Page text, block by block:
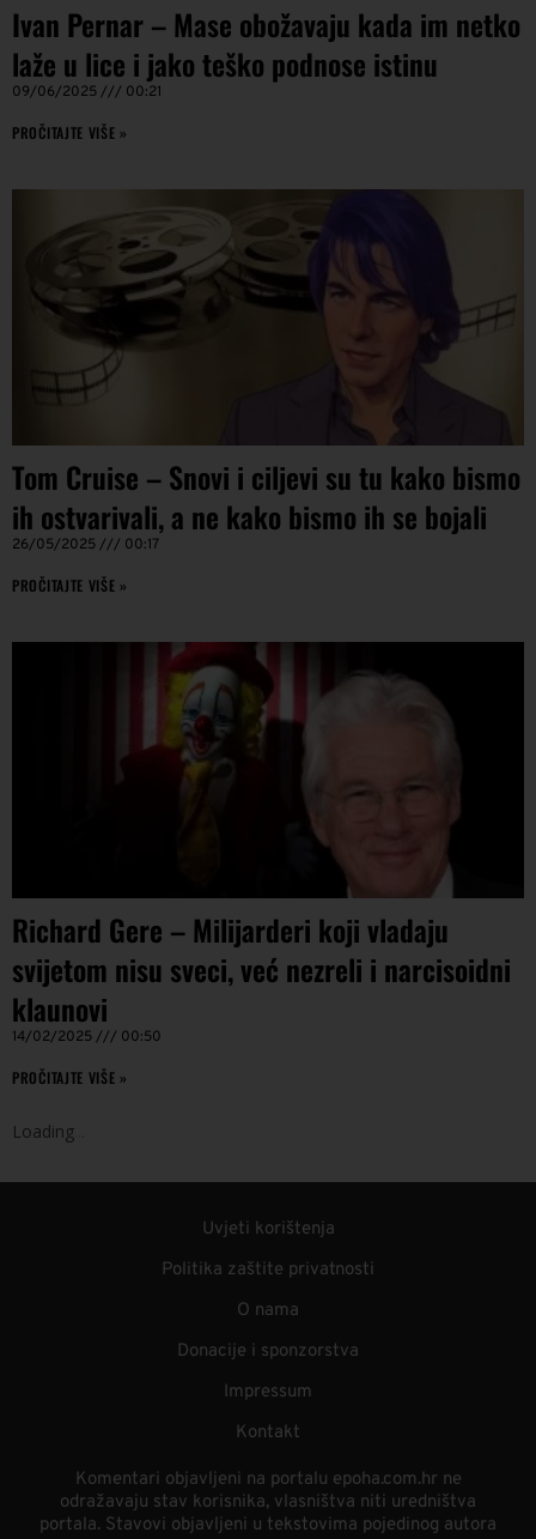
Ivan Pernar – Mase obožavaju kada im netko
laže u lice i jako teško podnose istinu
09/06/2025 00:21
PROČITAJTE VIŠE »
Tom Cruise – Snovi i ciljevi su tu kako bismo
ih ostvarivali, a ne kako bismo ih se bojali
26/05/2025 00:17
PROČITAJTE VIŠE »
Richard Gere – Milijarderi koji vladaju
svijetom nisu sveci, već nezreli i narcisoidni
klaunovi
14/02/2025 00:50
PROČITAJTE VIŠE »
Loading
Uvjeti korištenja
Politika zaštite privatnosti
O nama
Donacije i sponzorstva
Impressum
Kontakt
Komentari objavljeni na portalu epoha.com.hr ne
odražavaju stav korisnika, vlasništva niti uredništva
portala. Stavovi objavljeni u tekstovima pojedinog autora